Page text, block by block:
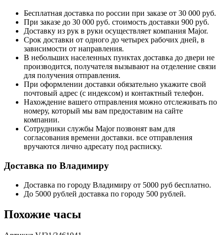
Бесплатная доставка по россии при заказе от 30 000 руб.
При заказе до 30 000 руб. стоимость доставки 900 руб.
Доставку из рук в руки осуществляет компания Major.
Срок доставки от одного до четырех рабочих дней, в
зависимости от направления.
В небольших населенных пунктах доставка до двери не
производится, получателя вызывают на отделение связи
для получения отправления.
При оформлении доставки обязательно укажите свой
почтовый адрес (с индексом) и контактный телефон.
Нахождение вашего отправления можно отслеживать по
номеру, который мы вам предоставим на сайте
компании.
Сотрудники службы Major позвонят вам для
согласования времени доставки. все отправления
вручаются лично адресату под расписку.
Доставка по Владимиру
Доставка по городу Владимиру от 5000 руб бесплатно.
До 5000 рублей доставка по городу 500 рублей.
Похожие часы